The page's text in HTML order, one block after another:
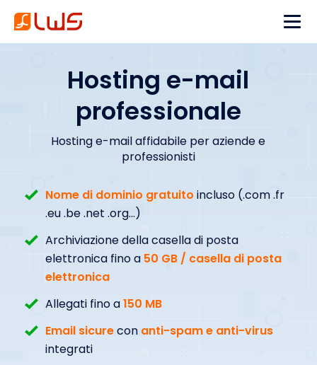
Hosting e-mail
professionale
Hosting e-mail affidabile per aziende e
professionisti
Nome di dominio gratuito incluso (.com .fr
.eu .be .net .org...)
Archiviazione della casella di posta
elettronica fino a 50 GB / casella di posta
elettronica
Allegati fino a150 MB
Email sicurecon anti-spam e anti-virus
integrati